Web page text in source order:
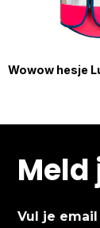
Wowow hesje
Meld
Vul je